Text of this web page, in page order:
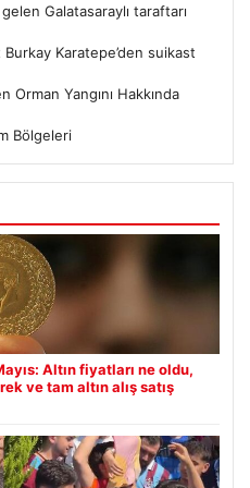
gelen Galatasaraylı taraftarı
Karatepe’den suikast
Orman Yangını Hakkında
Bölgeleri
Altın fiyatları ne oldu,
ve tam altın alış satış